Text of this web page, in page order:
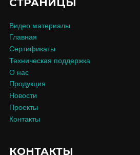
Видео материалы
Главная
Сертификаты
Техническая поддержка
О нас
Продукция
Новости
Проекты
Контакты
КОНТАКТЫ